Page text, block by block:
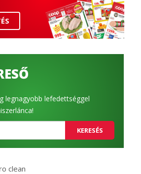
legnagyobb lefedettséggel
KERESÉS
clean